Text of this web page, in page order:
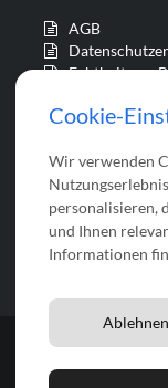
AGB
Echtheit von
Kasse
Startseite
Über uns
Versandkosten
Vertrag
Warenkorb
© 2026 bastelix |
Cookie-
Wir verwenden
personalisieren,
und Ihnen
Informationen
Ablehnen